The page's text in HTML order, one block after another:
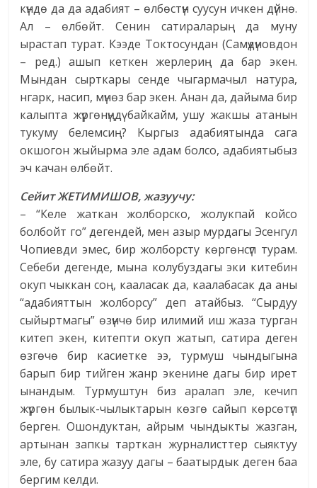
күндө да да адабият – өлбөстүн суусун ичкен дүйнө.
Ал – өлбөйт. Сенин сатираларың да муну
ырастап турат. Кээде Токтосундан (Самүдүновдон
– ред.) ашып кеткен жерлериң да бар экен.
Мындан сырткары сенде чыгармачыл натура,
нгарк, насип, мүнөз бар экен. Анан да, дайыма бир
калыпта жүргөнүңдү байкайм, ушу жакшы атанын
тукуму белемсиң? Кыргыз адабиятында сага
окшогон жыйырма эле адам болсо, адабиятыбыз
эч качан өлбөйт.
Сейит ЖЕТИМИШОВ, жазуучу:
– “Келе жаткан жолборско, жолукпай койсо
болбойт го” дегендей, мен азыр мурдагы Эсенгул
Чопиевди эмес, бир жолборсту көргөнсүп турам.
Себеби дегенде, мына колубуздагы эки китебин
окуп чыккан соң, кааласак да, каалабасак да аны
“адабияттын жолборсу” деп атайбыз. “Сырдуу
сыйыртмагы” өзүнчө бир илимий иш жаза турган
китеп экен, китепти окуп жатып, сатира деген
өзгөчө бир касиетке ээ, турмуш чындыгына
барып бир тийген жанр экенине дагы бир ирет
ынандым. Турмуштун биз аралап эле, кечип
жүргөн былык-чылыктарын көзгө сайып көрсөтүп
берген. Ошондуктан, айрым чындыкты жазган,
артынан запкы тарткан журналисттер сыяктуу
эле, бу сатира жазуу дагы – баатырдык деген баа
бергим келди.